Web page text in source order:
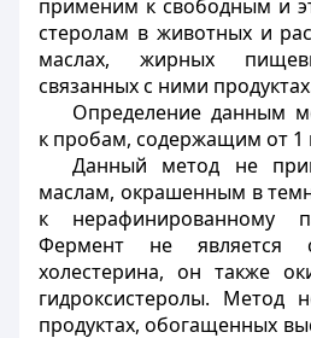
применим к свободным и
стеролам в животных и
маслах, жирных
связанных с ними
Определение данным
к пробам, содержащим от 1
Данный метод не
маслам, окрашенным в
к нерафинированному
Фермент не является
холестерина, он также
гидроксистеролы. Метод
продуктах, обогащенных